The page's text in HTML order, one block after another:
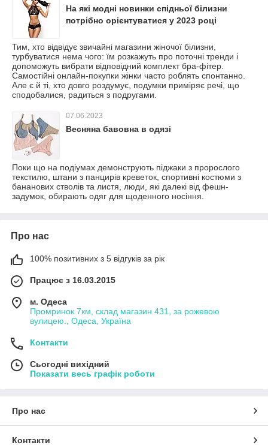
На які модні новинки спідньої білизни
потрібно орієнтуватися у 2023 році
Тим, хто відвідує звичайні магазини жіночої білизни,
турбуватися нема чого: їм розкажуть про поточні тренди і
допоможуть вибрати відповідний комплект бра-фітер.
Самостійні онлайн-покупки жінки часто роблять спонтанно.
Але є й ті, хто довго роздумує, подумки приміряє речі, що
сподобалися, радиться з подругами.
07.06.2023
Весняна бавовна в одязі
Поки що на подіумах демонструють піджаки з пророслого
текстилю, штани з панцирів креветок, спортивні костюми з
бананових стволів та листя, люди, які далекі від фешн-
задумок, обирають одяг для щоденного носіння.
Про нас
100% позитивних з 5 відгуків за рік
Працює з 16.03.2015
м. Одеса
Промринок 7км, склад магазин 431, за рожевою
вулицею., Одеса, Україна
Контакти
Сьогодні вихідний
Показати весь графік роботи
Про нас
Контакти